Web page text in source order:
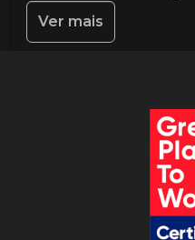
Ver mais